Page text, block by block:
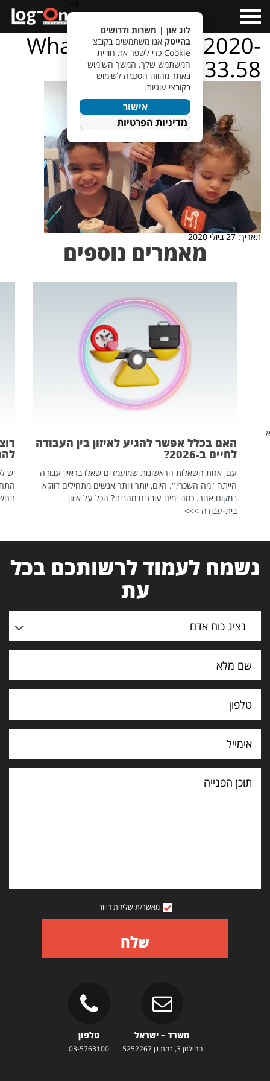
Menu
WhatsApp Image 2020-
07-23 at 10.33.58
תאריך: 27 ביולי 2020
מאמרים נוספים
האם בכלל אפשר להגיע לאיזון בין העבודה
לחיים ב-2026?
עם, אחת השאלות הראשונות שמועמדים שאלו בראיון עבודה
הייתה "מה השכר?". היום, יותר ויותר אנשים מתחילים דווקא
במקום אחר. כמה ימים עובדים מהבית? הכל על איזון
בית-עבודה >>>
יש
נשמח לעמוד לרשותכם בכל
עת
נציג כוח אדם
תוכן
הפנייה
מאשר/ת שליחת דיוור
שלח
משרד – ישראל
החילזון 3, רמת גן 5252267
טלפון
03-5763100
לוג און | משרות ודרושים
בהייטק אנו משתמשים בקובצי
Cookie כדי לשפר את חוויית
המשתמש שלך. המשך השימוש
באתר מהווה הסכמה לשימוש
בקובצי עוגיות.
אישור
מדיניות הפרטיות